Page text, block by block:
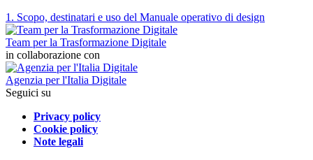
1. Scopo, destinatari e uso del Manuale operativo di design
Team per la Trasformazione Digitale
in collaborazione con
Agenzia per l'Italia Digitale
Seguici su
Privacy policy
Cookie policy
Note legali